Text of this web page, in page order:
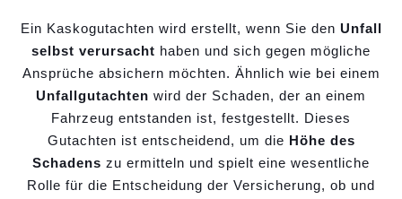
Ein Kaskogutachten wird erstellt, wenn Sie den Unfall
selbst verursacht haben und sich gegen mögliche
Ansprüche absichern möchten. Ähnlich wie bei einem
Unfallgutachten wird der Schaden, der an einem
Fahrzeug entstanden ist, festgestellt. Dieses
Gutachten ist entscheidend, um die Höhe des
Schadens zu ermitteln und spielt eine wesentliche
Rolle für die Entscheidung der Versicherung, ob und